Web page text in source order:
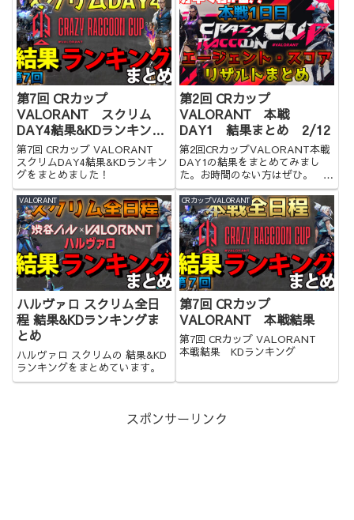
第7回 CRカップ
VALORANT スクリム
DAY4結果&KDランキング
まとめ
第7回 CRカップ VALORANT
スクリムDAY4結果&KDランキン
グをまとめました！
第2回 CRカップ
VALORANT 本戦
DAY1 結果まとめ 2/12
第2回CRカップVALORANT本戦
DAY1の結果をまとめてみまし
た。お時間のない方はぜひ。
2/12
VALORANT
ハルヴァロ スクリム全日
程 結果&KDランキングま
とめ
ハルヴァロ スクリムの 結果&KD
ランキングをまとめています。
CRカップVALORANT
第7回 CRカップ
VALORANT 本戦結果
第7回 CRカップ VALORANT
本戦結果 KDランキング
スポンサーリンク